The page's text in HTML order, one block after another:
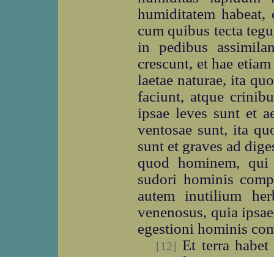
humiditatem
cum quibus tecta
in pedibus
crescunt, et hae
laetae naturae, ita
faciunt, atque
ipsae leves sunt et
ventosae sunt, ita
sunt et graves ad
quod hominem,
sudori hominis
autem inutilium
venenosus, quia
egestioni hominis
[12] Et terra habet